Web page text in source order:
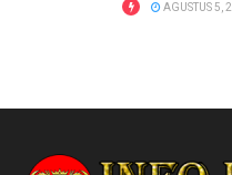
AGUSTUS 5,